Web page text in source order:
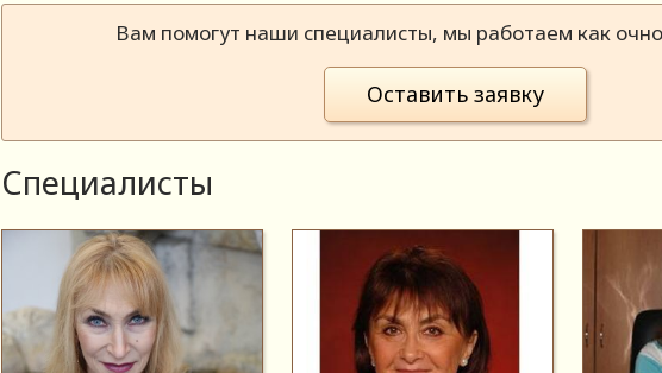
Вам помогут наши специалисты, мы работаем как
Оставить заявку
Специалисты